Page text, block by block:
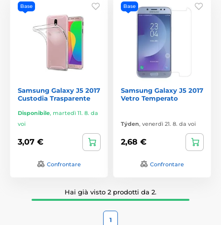
Base
Samsung Galaxy J5 2017
Custodia Trasparente
Disponibile, martedì 11. 8. da
voi
3,07 €
Confrontare
Base
Samsung Galaxy J5 2017
Vetro Temperato
Týden, venerdì 21. 8. da voi
2,68 €
Confrontare
Hai già visto 2 prodotti da 2.
1